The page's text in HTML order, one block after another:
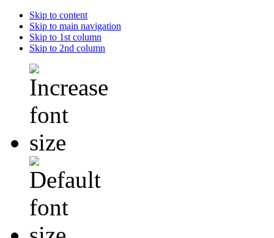
Skip to content
Skip to main navigation
Skip to 1st column
Skip to 2nd column